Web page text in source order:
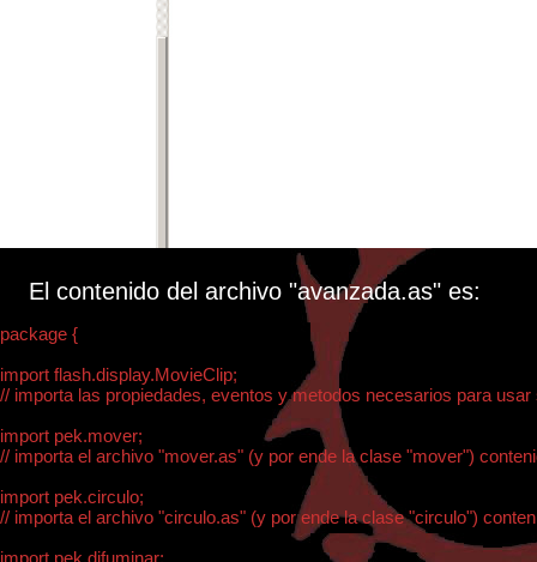
El contenido del archivo "avanzada.as" es:
package {
import flash.display.MovieClip;
// importa las propiedades, eventos y metodos necesarios para
import pek.mover;
// importa el archivo "mover.as" (y por ende la clase "mover")
import pek.circulo;
// importa el archivo "circulo.as" (y por ende la clase "circulo")